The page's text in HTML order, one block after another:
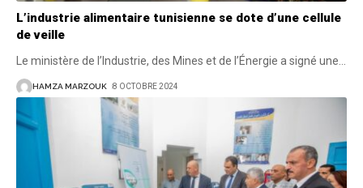
L’industrie alimentaire tunisienne se dote d’une cellule
de veille
Le ministère de l’Industrie, des Mines et de l’Énergie a signé une
HAMZA MARZOUK 8 OCTOBRE 2024